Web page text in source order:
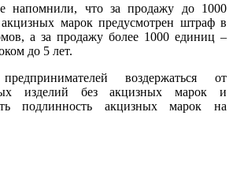
напомнили, что за продажу до 1000
марок предусмотрен штраф в
а за продажу более 1000 единиц –
до 5 лет.
воздержаться от
изделий без акцизных марок и
подлинность акцизных марок на